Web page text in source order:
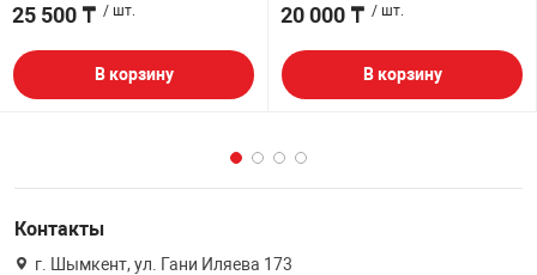
25 500 ₸ / шт.
В корзину
20 000 ₸ / шт.
В корзину
Контакты
г. Шымкент, ул. Гани Иляева 173